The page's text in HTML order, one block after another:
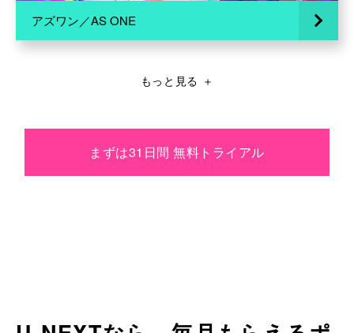
アズワン／AS ONE
もっと見る ＋
まずは31日間 無料トライアル